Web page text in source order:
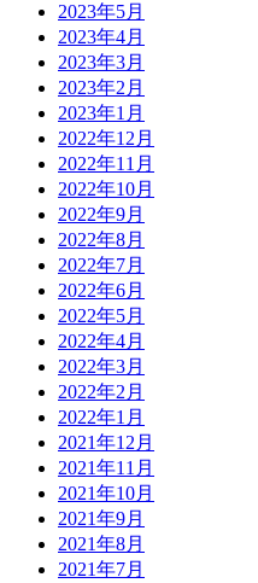
2023年5月
2023年4月
2023年3月
2023年2月
2023年1月
2022年12月
2022年11月
2022年10月
2022年9月
2022年8月
2022年7月
2022年6月
2022年5月
2022年4月
2022年3月
2022年2月
2022年1月
2021年12月
2021年11月
2021年10月
2021年9月
2021年8月
2021年7月